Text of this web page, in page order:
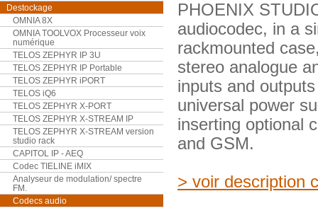
Destockage
OMNIA 8X
OMNIA TOOLVOX Processeur voix
numérique
TELOS ZEPHYR IP 3U
TELOS ZEPHYR IP Portable
TELOS ZEPHYR iPORT
TELOS iQ6
TELOS ZEPHYR X-PORT
TELOS ZEPHYR X-STREAM IP
TELOS ZEPHYR X-STREAM version
studio rack
CAPITOL IP - AEQ
Codec TIELINE iMIX
Analyseur de modulation/ spectre
FM.
Codecs audio
PHOENIX
audiocodec, in a
rackmounted
stereo analogue
inputs and
universal power
inserting optional
and GSM.
> voir description